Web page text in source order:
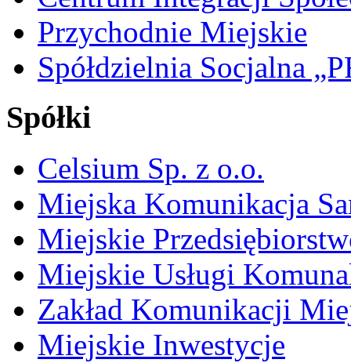
Przychodnie Miejskie
Spółdzielnia Socjalna
Spółki
Celsium Sp. z o.o.
Miejska Komunikacja
Miejskie
Miejskie Usługi
Zakład Komunikacji
Miejskie Inwestycje